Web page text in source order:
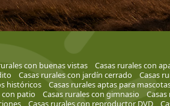
con buenas vistas Casas rurales con
Casas rurales con jardín cerrado Casas
históricos
Casas rurales aptas para
con patio
Casas rurales con gimnasio
Casas rurales con reproductor DVD